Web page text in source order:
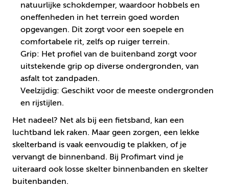
natuurlijke schokdemper, waardoor hobbels en
oneffenheden in het terrein goed worden
opgevangen. Dit zorgt voor een soepele en
comfortabele rit, zelfs op ruiger terrein.
Grip: Het profiel van de buitenband zorgt voor
uitstekende grip op diverse ondergronden, van
asfalt tot zandpaden.
Veelzijdig: Geschikt voor de meeste ondergronden
en rijstijlen.
Het nadeel? Net als bij een fietsband, kan een
luchtband lek raken. Maar geen zorgen, een lekke
skelterband is vaak eenvoudig te plakken, of je
vervangt de binnenband. Bij Profimart vind je
uiteraard ook losse skelter binnenbanden en skelter
buitenbanden.